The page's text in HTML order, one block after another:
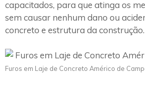
capacitados, para que atinga os
sem causar nenhum dano ou
concreto e estrutura da construção.
Furos em Laje de Concreto Américo de